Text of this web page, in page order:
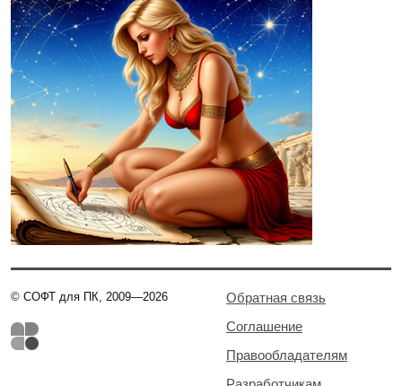
© СОФТ для ПК, 2009—2026
Обратная связь
Соглашение
Правообладателям